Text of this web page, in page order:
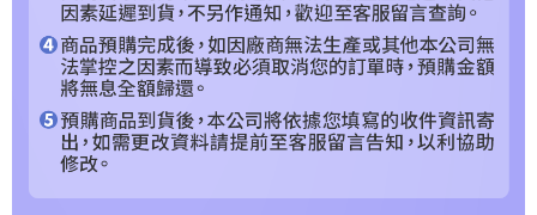
易，需依本服務之必要範圍內提供個人資料，並將交易相關給付款項請求債
２．關於個人資料處理事宜，請瀏覽以下網址：
https://aftee.tw/terms/#terms3
３．未成年的使用者請事先徵得法定代理人或監護人之同意方可使用
「AFTEE先享後付」，若未經同意申辦者引起之損失，本公司不負相關責
４．使用「AFTEE先享後付」時，將依據個別帳號之用戶狀況，依本公司即
請求用戶進行身份認證。